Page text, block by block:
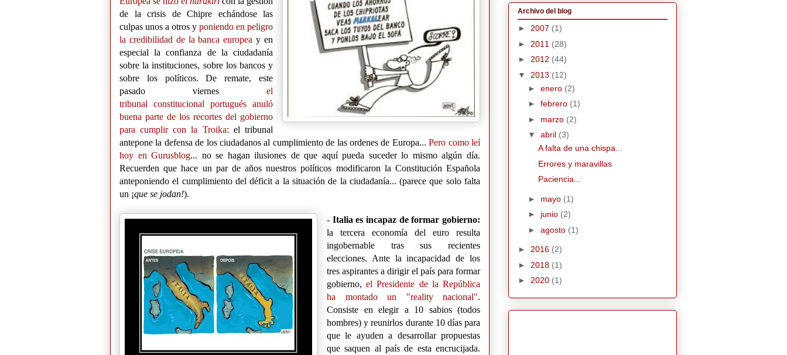
de la crisis de Chipre echándose las
culpas unos a otros y poniendo en peligro
la credibilidad de la banca europea y en
especial la confianza de la ciudadanía
sobre la instituciones, sobre los bancos y
sobre los políticos. De remate, este
pasado viernes el
tribunal constitucional portugués anuló
buena parte de los recortes del gobierno
para cumplir con la Troika: el tribunal
antepone la defensa de los ciudadanos al cumplimiento de las ordenes de Europa...Pero como leí
hoy en Gurusblog... no se hagan ilusiones de que aquí pueda suceder lo mismo algún día.
Recuerden que hace un par de años nuestros políticos modificaron la Constitución Española
anteponiendo el cumplimiento del déficit a la situación de la ciudadanía... (parece que solo falta
un ¡que se jodan!).
- Italia es incapaz de formar gobierno:
la tercera economía del euro resulta
ingobernable tras sus recientes
elecciones. Ante la incapacidad de los
tres aspirantes a dirigir el país para formar
gobierno,el Presidente de la República
ha montado un "reality nacional".
Consiste en elegir a 10 sabios (todos
hombres) y reunirlos durante 10 días para
que le ayuden a desarrollar propuestas
que saquen al país de esta encrucijada.
Archivo del blog
► 2007 (1)
► 2011 (28)
► 2012 (44)
▼ 2013 (12)
► enero (2)
► febrero (1)
► marzo (2)
▼ abril (3)
A falta de una chispa...
Errores y maravillas
Paciencia...
► mayo (1)
► junio (2)
► agosto (1)
► 2016 (2)
► 2018 (1)
► 2020 (1)